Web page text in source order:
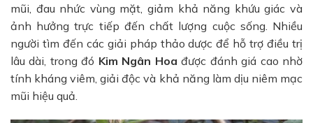
mũi, đau nhức vùng mặt, giảm khả năng khứu giác và
ảnh hưởng trực tiếp đến chất lượng cuộc sống. Nhiều
người tìm đến các giải pháp thảo dược để hỗ trợ điều trị
lâu dài, trong đó Kim Ngân Hoa được đánh giá cao nhờ
tính kháng viêm, giải độc và khả năng làm dịu niêm mạc
mũi hiệu quả.